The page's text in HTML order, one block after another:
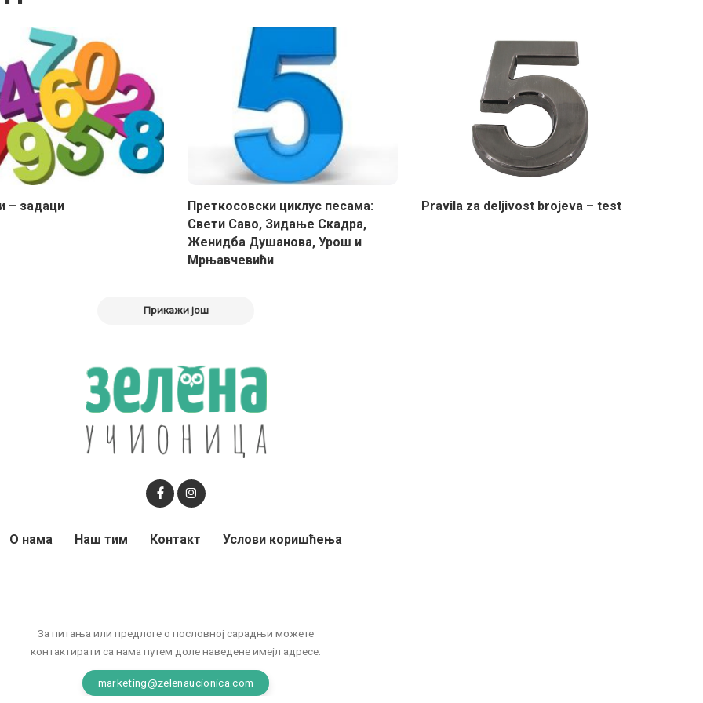
– задаци
Преткосовски циклус песама:
Свети Саво, Зидање Скадра,
Женидба Душанова, Урош и
Мрњавчевићи
Pravila za deljivost brojeva – test
Прикажи још
За питања или предлоге о пословној сарадњи можете
контактирати са нама путем доле наведене имејл адресе:
marketing@zelenaucionica.com
О нама Наш тим Контакт Услови коришћења